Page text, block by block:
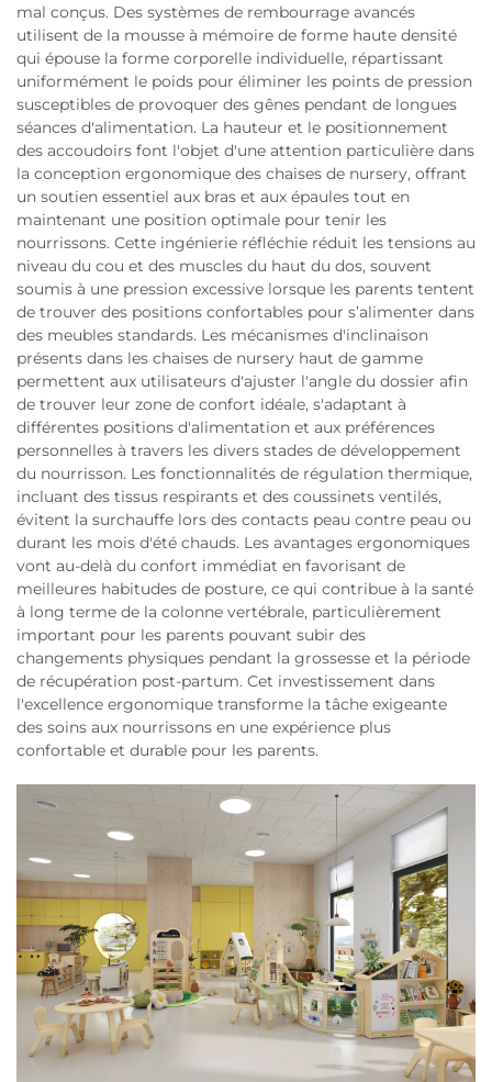
mal conçus. Des systèmes de rembourrage avancés
utilisent de la mousse à mémoire de forme haute densité
qui épouse la forme corporelle individuelle, répartissant
uniformément le poids pour éliminer les points de pression
susceptibles de provoquer des gênes pendant de longues
séances d'alimentation. La hauteur et le positionnement
des accoudoirs font l'objet d'une attention particulière dans
la conception ergonomique des chaises de nursery, offrant
un soutien essentiel aux bras et aux épaules tout en
maintenant une position optimale pour tenir les
nourrissons. Cette ingénierie réfléchie réduit les tensions au
niveau du cou et des muscles du haut du dos, souvent
soumis à une pression excessive lorsque les parents tentent
de trouver des positions confortables pour s’alimenter dans
des meubles standards. Les mécanismes d'inclinaison
présents dans les chaises de nursery haut de gamme
permettent aux utilisateurs d'ajuster l'angle du dossier afin
de trouver leur zone de confort idéale, s'adaptant à
différentes positions d'alimentation et aux préférences
personnelles à travers les divers stades de développement
du nourrisson. Les fonctionnalités de régulation thermique,
incluant des tissus respirants et des coussinets ventilés,
évitent la surchauffe lors des contacts peau contre peau ou
durant les mois d'été chauds. Les avantages ergonomiques
vont au-delà du confort immédiat en favorisant de
meilleures habitudes de posture, ce qui contribue à la santé
à long terme de la colonne vertébrale, particulièrement
important pour les parents pouvant subir des
changements physiques pendant la grossesse et la période
de récupération post-partum. Cet investissement dans
l'excellence ergonomique transforme la tâche exigeante
des soins aux nourrissons en une expérience plus
confortable et durable pour les parents.